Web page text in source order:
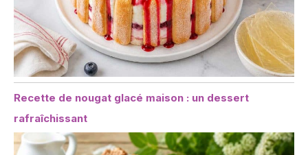
Recette de nougat glacé maison : un dessert
rafraîchissant